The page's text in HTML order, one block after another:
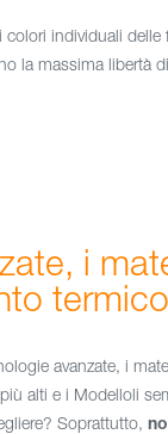
individuali delle
la massima libertà di
i
termico
avanzate, i
alti e i Modelloli
Soprattutto,